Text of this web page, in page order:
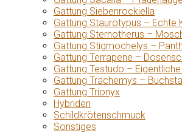
Gattung Siebenrockiella
Gattung Staurotypus – Echte
Gattung Sternotherus –
Gattung Stigmochelys –
Gattung Terrapene –
Gattung Testudo –
Gattung Trachemys –
Gattung Trionyx
Hybriden
Schildkrötenschmuck
Sonstiges